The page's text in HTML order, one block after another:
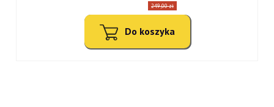
249,00 zł
Do koszyka